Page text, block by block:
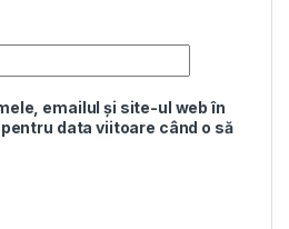
emailul și site-ul web în
data viitoare când o să